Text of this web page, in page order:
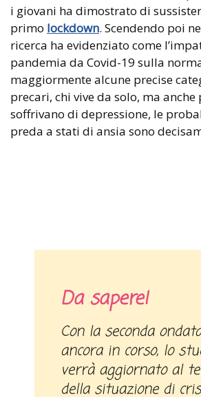
i giovani ha dimostrato di
primo lockdown. Scendendo poi
ricerca ha evidenziato come
pandemia da Covid-19 sulla
maggiormente alcune precise
precari, chi vive da solo, ma anche
soffrivano di depressione, le
preda a stati di ansia sono
Da sapere!
Con la seconda ondata
ancora in corso, lo
verrà aggiornato al
della situazione di